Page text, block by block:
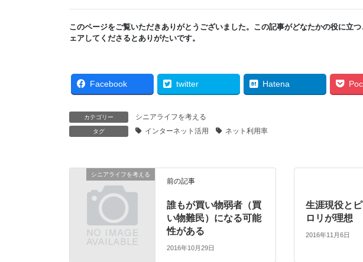
このページをご覧いただきありがとうございました。この記事がどなたかの役に立
ェアしてくださるとありがたいです。
Facebook twitter Hatena
カテゴリー シニアライフを考える
タグ インターネット活用 ネット利用率
シニアライフを考える
前の記事
誰もが買い物弱者（買
い物難民）になる可能
性がある
2016年10月29日
生涯現役と
ロリが理想
2016年11月6日